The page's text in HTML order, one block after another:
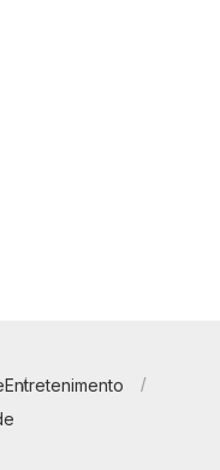
Entretenimento